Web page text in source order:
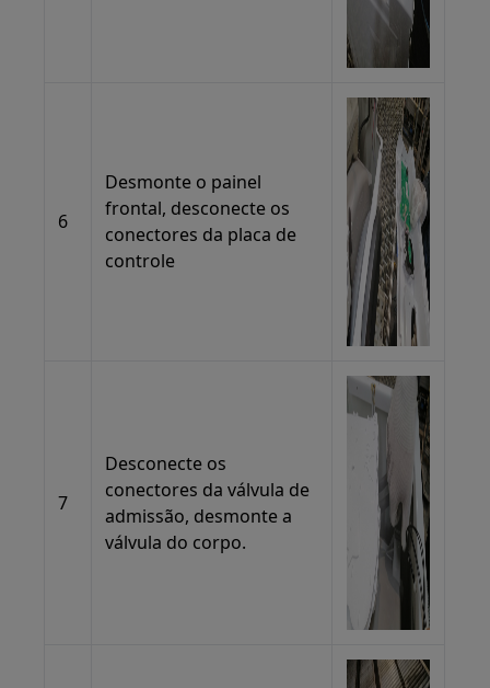
6
Desmonte o painel
frontal, desconecte os
conectores da placa de
controle
7
Desconecte os
conectores da válvula de
admissão, desmonte a
válvula do corpo.